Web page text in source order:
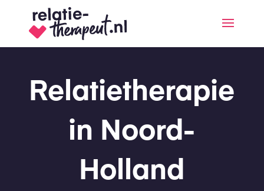
Relatietherapie
in Noord-
Holland